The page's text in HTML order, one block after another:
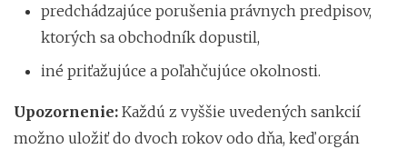
predchádzajúce porušenia právnych predpisov,
ktorých sa obchodník dopustil,
iné priťažujúce a poľahčujúce okolnosti.
Upozornenie: Každú z vyššie uvedených sankcií
možno uložiť do dvoch rokov odo dňa, keď orgán